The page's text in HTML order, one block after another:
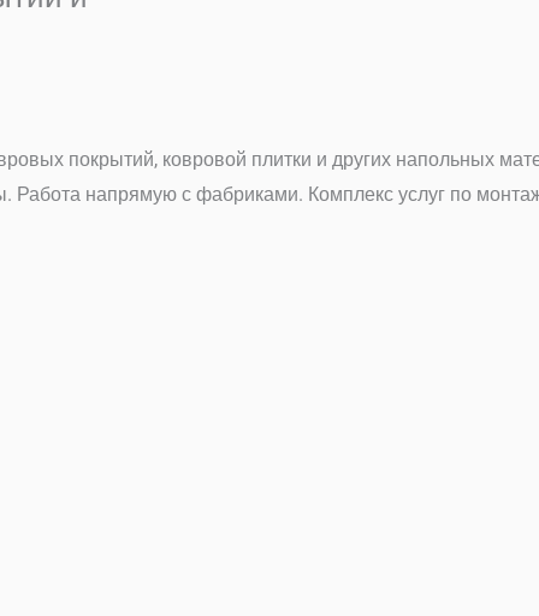
покрытий, ковровой плитки и других напольных
Работа напрямую с фабриками. Комплекс услуг по